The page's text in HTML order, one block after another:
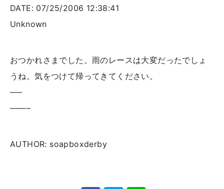
DATE: 07/25/2006 12:38:41
Unknown
おつかれさまでした。雨のレースは大変だったでしょ
うね。気をつけて帰ってきてください。
—–
——–
AUTHOR: soapboxderby